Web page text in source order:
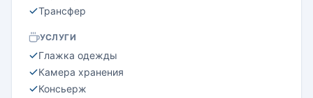
Трансфер
УСЛУГИ
Глажка одежды
Камера хранения
Консьерж